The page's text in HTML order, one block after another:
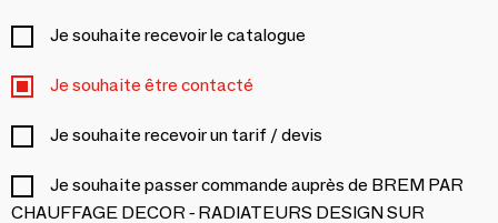
Je souhaite recevoir le catalogue
Je souhaite être contacté
Je souhaite recevoir un tarif / devis
Je souhaite passer commande auprès de BREM PAR
CHAUFFAGE DECOR - RADIATEURS DESIGN SUR